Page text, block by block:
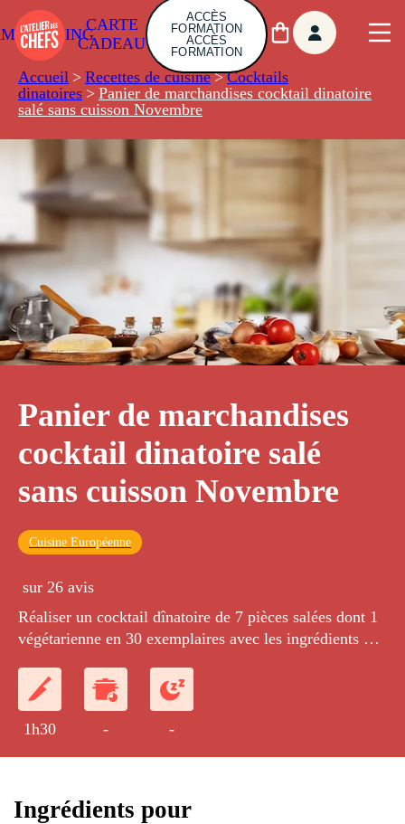
CARTE
CADEAU
ACCÈS
FORMATION
ACCÈS
FORMATION
Accueil > Recettes de cuisine > Cocktails
dinatoires > Panier de marchandises cocktail dinatoire
salé sans cuisson Novembre
Panier de marchandises
cocktail dinatoire salé
sans cuisson Novembre
Cuisine Européenne
sur 26 avis
Réaliser un cocktail dînatoire de 7 pièces salées dont 1
végétarienne en 30 exemplaires avec les ingrédients du
1h30 - -
Ingrédients pour